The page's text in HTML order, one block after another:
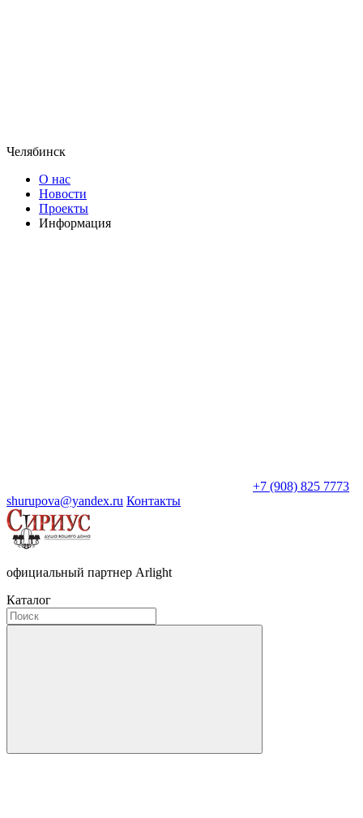
Челябинск
О нас
Новости
Проекты
Информация
+7 (908) 825 7773
shurupova@yandex.ru Контакты
официальный партнер Arlight
Каталог